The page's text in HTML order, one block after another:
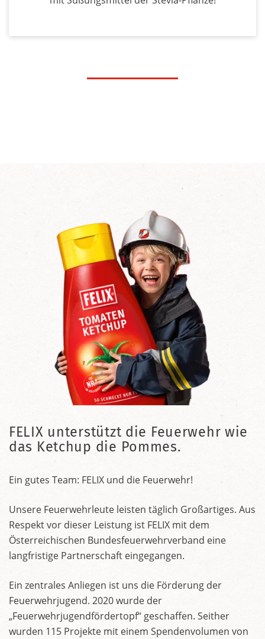
FELIX unterstützt die Feuerwehr wie
das Ketchup die Pommes.
Ein gutes Team: FELIX und die Feuerwehr!
Unsere Feuerwehrleute leisten täglich Großartiges. Aus
Respekt vor dieser Leistung ist FELIX mit dem
Österreichischen Bundesfeuerwehrverband eine
langfristige Partnerschaft eingegangen.
Ein zentrales Anliegen ist uns die Förderung der
Feuerwehrjugend. 2020 wurde der
„Feuerwehrjugendfördertopf“ geschaffen. Seither
wurden 115 Projekte mit einem Spendenvolumen von